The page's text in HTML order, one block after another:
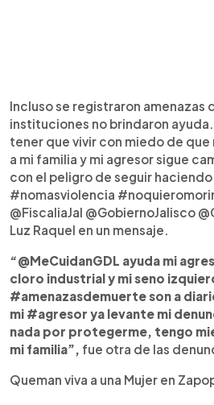
Incluso se registraron amenazas
instituciones no brindaron
tener que vivir con miedo de que
a mi familia y mi agresor sigue
con el peligro de seguir
#nomasviolencia
@FiscaliaJal @GobiernoJalisco
Luz Raquel en un mensaje.
“@MeCuidanGDL ayuda mi
cloro industrial y mi seno
#amenazasdemuerte son a
mi #agresor ya levante mi
nada por protegerme, tengo
mi familia”, fue otra de las
Queman viva a una Mujer en